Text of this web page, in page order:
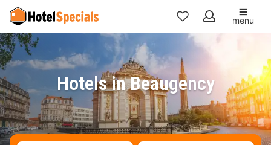
Mijn
favorieten
menu
Hotels in Beaugency